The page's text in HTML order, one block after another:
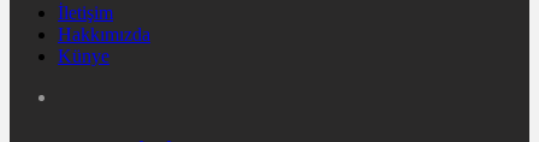
İletişim
Hakkımızda
Künye